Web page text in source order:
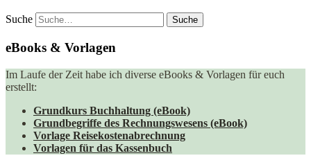
Suche
eBooks & Vorlagen
Im Laufe der Zeit habe ich diverse eBooks & Vorlagen für euch
erstellt:
Grundkurs Buchhaltung (eBook)
Grundbegriffe des Rechnungswesens (eBook)
Vorlage Reisekostenabrechnung
Vorlagen für das Kassenbuch